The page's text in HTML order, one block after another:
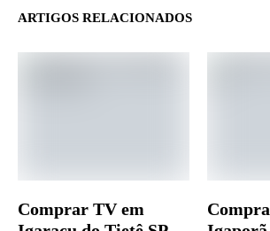
ARTIGOS RELACIONADOS
Comprar TV em